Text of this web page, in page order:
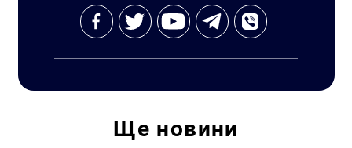
Ще новини